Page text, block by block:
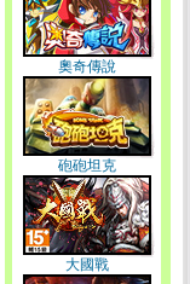
奧奇傳說
砲砲坦克
大國戰